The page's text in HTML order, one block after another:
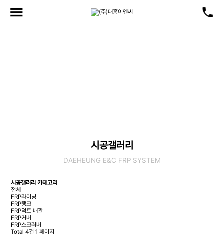
시공갤러리
DAEHEUNG E&C FRP SYSTEM
시공갤러리 카테고리
전체
FRP라이닝
FRP탱크
FRP덕트·배관
FRP커버
FRP스크러버
Total 4건 1 페이지